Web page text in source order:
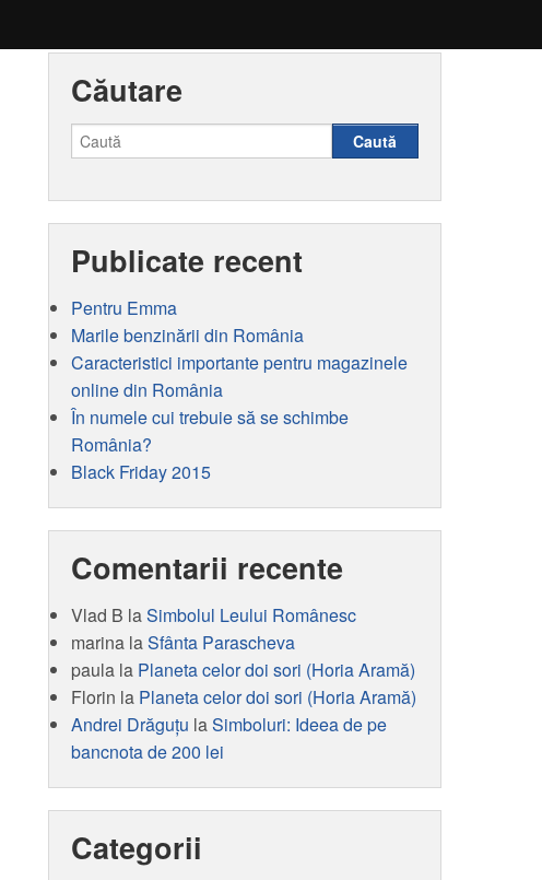
Căutare
Caută
Publicate recent
Pentru Emma
Marile benzinării din România
Caracteristici importante pentru magazinele
online din România
În numele cui trebuie să se schimbe
România?
Black Friday 2015
Comentarii recente
Vlad B laSimbolul Leului Românesc
marina laSfânta Parascheva
paula la Planeta celor doi sori (Horia Aramă)
Florin la Planeta celor doi sori (Horia Aramă)
Andrei Drăguţu laSimboluri: Ideea de pe
bancnota de 200 lei
Categorii